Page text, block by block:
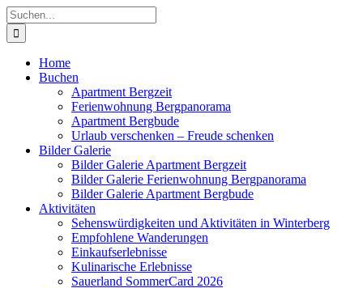
Zum
Inhalt
springen
Suche
nach:
Home
Buchen
Apartment Bergzeit
Ferienwohnung Bergpanorama
Apartment Bergbude
Urlaub verschenken – Freude schenken
Bilder Galerie
Bilder Galerie Apartment Bergzeit
Bilder Galerie Ferienwohnung Bergpanorama
Bilder Galerie Apartment Bergbude
Aktivitäten
Sehenswürdigkeiten und Aktivitäten in Winterberg
Empfohlene Wanderungen
Einkaufserlebnisse
Kulinarische Erlebnisse
Sauerland SommerCard 2026